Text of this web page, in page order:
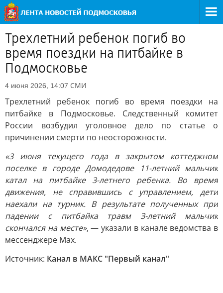
Трехлетний ребенок погиб во
время поездки на питбайке в
Подмосковье
4 июня 2026, 14:07 СМИ
Трехлетний ребенок погиб во время поездки на
питбайке в Подмосковье. Следственный комитет
России возбудил уголовное дело по статье о
причинении смерти по неосторожности.
«3 июня текущего года в закрытом коттеджном
поселке в городе Домодедове 11-летний мальчик
катал на питбайке 3-летнего ребенка. Во время
движения, не справившись с управлением, дети
наехали на турник. В результате полученных при
падении с питбайка травм 3-летний мальчик
скончался на месте», — указали в канале ведомства в
мессенджере Max.
Источник: Канал в МАКС "Первый канал"